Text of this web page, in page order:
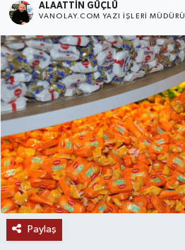
ALAATTIN GÜÇLÜ
VANOLAY.COM YAZI İŞLERI MÜDÜRÜ
Paylaş
Bilim & Teknoloji
Dünya
RESMİ İLANLAR
Son Dakika Haberleri
Haber Arşivi